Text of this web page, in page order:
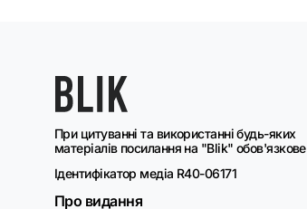
При цитуванні та використанні будь-яких
матеріалів посилання на "Blik" обов'язкове
Ідентифікатор медіа R40-06171
Про видання